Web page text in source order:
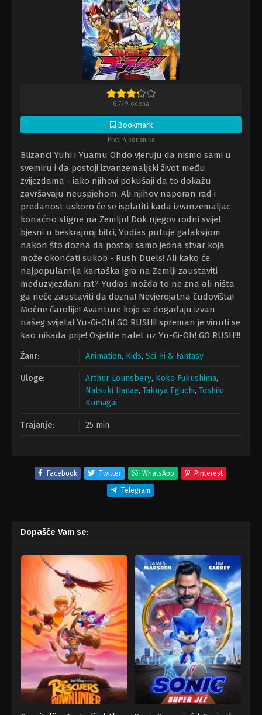
6.7/9 ocena
Bookmark
Prati 4 korisnika
Blizanci Yuhi i Yuamu Ohdo vjeruju da nismo sami u
svemiru i da postoji izvanzemaljski život među
zvijezdama - iako njihovi pokušaji da to dokažu
završavaju neuspjehom. Ali njihov naporan rad i
predanost uskoro će se isplatiti kada izvanzemaljac
konačno stigne na Zemlju! Dok njegov rodni svijet
bjesni u beskrajnoj bitci, Yudias putuje galaksijom
nakon što dozna da postoji samo jedna stvar koja
može okončati sukob - Rush Duels! Ali kako će
najpopularnija kartaška igra na Zemlji zaustaviti
međuzvjezdani rat? Yudias možda to ne zna ali ništa
ga neće zaustaviti da dozna! Nevjerojatna čudovišta!
Moćne čarolije! Avanture koje se događaju izvan
našeg svijeta! Yu-Gi-Oh! GO RUSH!! spreman je vinuti se
kao nikada prije! Osjetite nalet uz Yu-Gi-Oh! GO RUSH!!!
Žanr: Animation, Kids, Sci-Fi & Fantasy
Uloge: Arthur Lounsbery, Koko Fukushima,
Natsuki Hanae, Takuya Eguchi, Toshiki
Kumagai
Trajanje: 25 min
Facebook Twitter WhatsApp Pinterest
Telegram
Dopašće Vam se: